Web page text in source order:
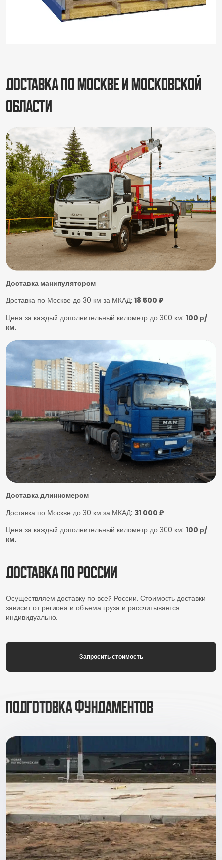
Доставка по Москве и Московской
области
Доставка манипулятором
Доставка по Москве до 30 км за МКАД: 18 500 ₽
Цена за каждый дополнительный километр до 300 км: 100 р/
км.
Доставка длинномером
Доставка по Москве до 30 км за МКАД: 31 000 ₽
Цена за каждый дополнительный километр до 300 км: 100 р/
км.
Доставка по России
Осуществляем доставку по всей России. Стоимость доставки
зависит от региона и объема груза и рассчитывается
индивидуально.
Запросить стоимость
Подготовка фундаментов